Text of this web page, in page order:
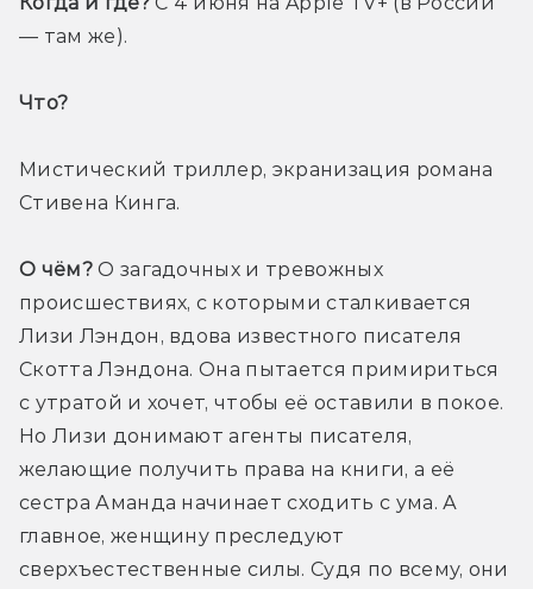
— там же).
Что?
Мистический триллер, экранизация романа
Стивена Кинга.
О чём? О загадочных и тревожных
происшествиях, с которыми сталкивается
Лизи Лэндон, вдова известного писателя
Скотта Лэндона. Она пытается примириться
с утратой и хочет, чтобы её оставили в покое.
Но Лизи донимают агенты писателя,
желающие получить права на книги, а её
сестра Аманда начинает сходить с ума. А
главное, женщину преследуют
сверхъестественные силы. Судя по всему, они